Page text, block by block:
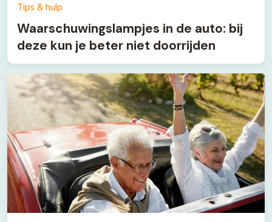
Tips & hulp
Waarschuwingslampjes in de auto: bij
deze kun je beter niet doorrijden